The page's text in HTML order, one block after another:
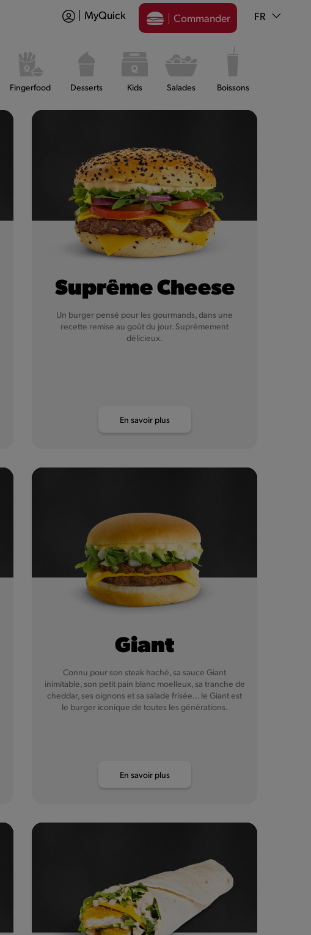
MyQuick Commander FR
Fingerfood Desserts Kids Salades Boissons
Suprême Cheese
Un burger pensé pour les gourmands, dans une
recette remise au goût du jour. Suprêmement
délicieux.
En savoir plus
Giant
Connu pour son steak haché, sa sauce Giant
inimitable, son petit pain blanc moelleux, sa tranche de
cheddar, ses oignons et sa salade frisée... le Giant est
le burger iconique de toutes les générations.
En savoir plus